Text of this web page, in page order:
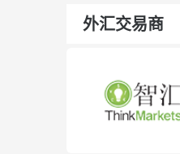
外汇交易商